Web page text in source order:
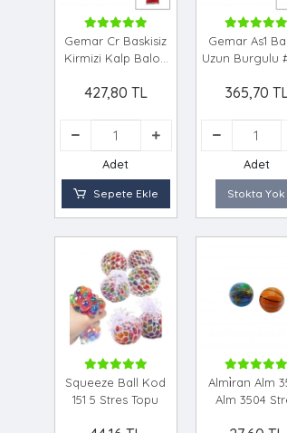
Gemar Cr Baskisiz
Kirmizi Kalp Balon
427,80 TL
Adet
Sepete Ekle
Gemar As1
Uzun Burgulu
365,70 TL
Adet
Stokta Yok
Squeeze Ball Kod
151 5 Stres Topu
Almi̇ran Alm
Alm 3504